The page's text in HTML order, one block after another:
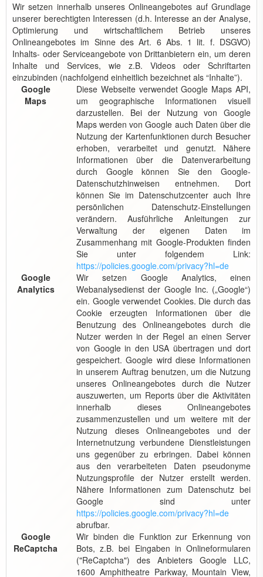
Wir setzen innerhalb unseres Onlineangebotes auf Grundlage
unserer berechtigten Interessen (d.h. Interesse an der Analyse,
Optimierung und wirtschaftlichem Betrieb unseres
Onlineangebotes im Sinne des Art. 6 Abs. 1 lit. f. DSGVO)
Inhalts- oder Serviceangebote von Drittanbietern ein, um deren
Inhalte und Services, wie z.B. Videos oder Schriftarten
einzubinden (nachfolgend einheitlich bezeichnet als “Inhalte”).
Google
Maps
Diese Webseite verwendet Google Maps API,
um geographische Informationen visuell
darzustellen. Bei der Nutzung von Google
Maps werden von Google auch Daten über die
Nutzung der Kartenfunktionen durch Besucher
erhoben, verarbeitet und genutzt. Nähere
Informationen über die Datenverarbeitung
durch Google können Sie den Google-
Datenschutzhinweisen entnehmen. Dort
können Sie im Datenschutzcenter auch Ihre
persönlichen Datenschutz-Einstellungen
verändern. Ausführliche Anleitungen zur
Verwaltung der eigenen Daten im
Zusammenhang mit Google-Produkten finden
Sie unter folgendem Link:
https://policies.google.com/privacy?hl=de
Google
Analytics
Wir setzen Google Analytics, einen
Webanalysedienst der Google Inc. („Google“)
ein. Google verwendet Cookies. Die durch das
Cookie erzeugten Informationen über die
Benutzung des Onlineangebotes durch die
Nutzer werden in der Regel an einen Server
von Google in den USA übertragen und dort
gespeichert. Google wird diese Informationen
in unserem Auftrag benutzen, um die Nutzung
unseres Onlineangebotes durch die Nutzer
auszuwerten, um Reports über die Aktivitäten
innerhalb dieses Onlineangebotes
zusammenzustellen und um weitere mit der
Nutzung dieses Onlineangebotes und der
Internetnutzung verbundene Dienstleistungen
uns gegenüber zu erbringen. Dabei können
aus den verarbeiteten Daten pseudonyme
Nutzungsprofile der Nutzer erstellt werden.
Nähere Informationen zum Datenschutz bei
Google sind unter
https://policies.google.com/privacy?hl=de
abrufbar.
Google
ReCaptcha
Wir binden die Funktion zur Erkennung von
Bots, z.B. bei Eingaben in Onlineformularen
("ReCaptcha") des Anbieters Google LLC,
1600 Amphitheatre Parkway, Mountain View,